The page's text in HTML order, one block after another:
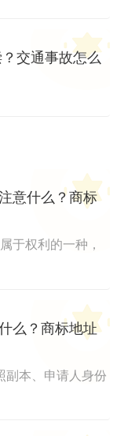
交通事故怎么
意什么？商标
于权利的一种，
么？商标地址
副本、申请人身份